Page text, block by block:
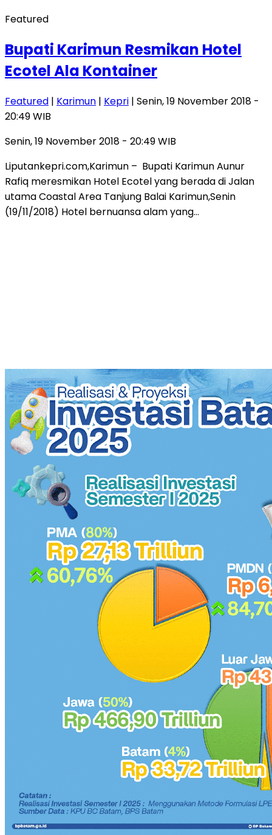
Featured
Bupati Karimun Resmikan Hotel
Ecotel Ala Kontainer
Featured | Karimun | Kepri | Senin, 19 November 2018 -
20:49 WIB
Senin, 19 November 2018 - 20:49 WIB
Liputankepri.com,Karimun – Bupati Karimun Aunur
Rafiq meresmikan Hotel Ecotel yang berada di Jalan
utama Coastal Area Tanjung Balai Karimun,Senin
(19/11/2018) Hotel bernuansa alam yang…